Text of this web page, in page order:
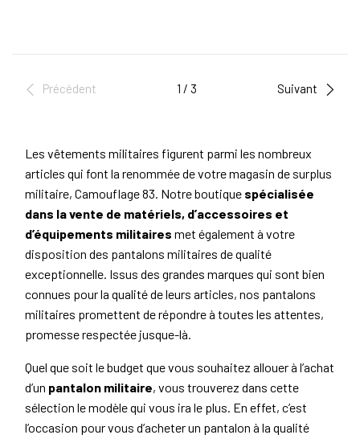
Les vêtements militaires figurent parmi les nombreux
articles qui font la renommée de votre magasin de surplus
militaire, Camouflage 83. Notre boutique spécialisée
dans la vente de matériels, d’accessoires et
d’équipements militaires met également à votre
disposition des pantalons militaires de qualité
exceptionnelle. Issus des grandes marques qui sont bien
connues pour la qualité de leurs articles, nos pantalons
militaires promettent de répondre à toutes les attentes,
promesse respectée jusque-là.
Quel que soit le budget que vous souhaitez allouer à l’achat
d’un pantalon militaire, vous trouverez dans cette
sélection le modèle qui vous ira le plus. En effet, c’est
l’occasion pour vous d’acheter un pantalon à la qualité
Précédent 1 / 3 Suivant